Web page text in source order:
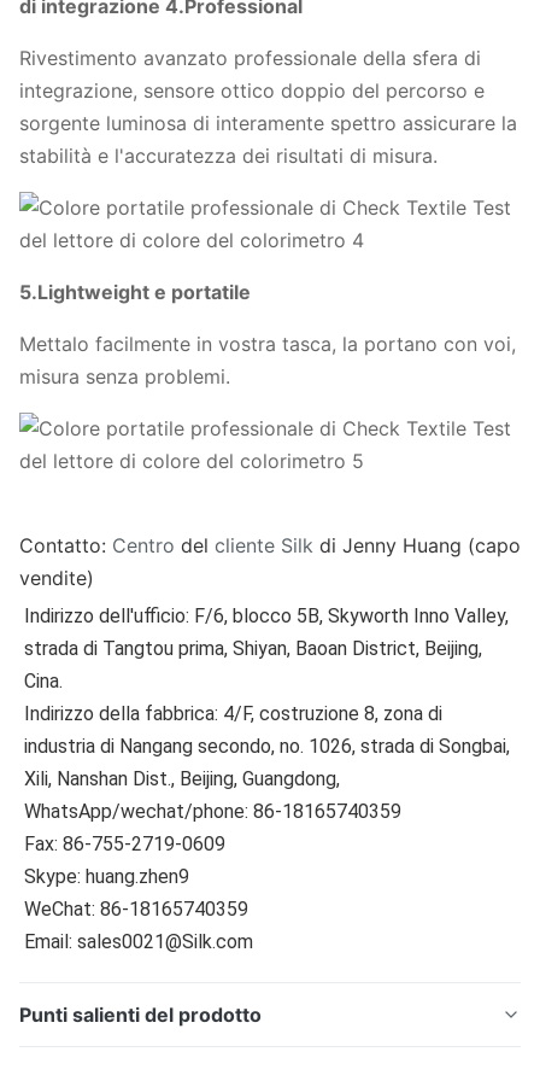
di integrazione 4.Professional
Rivestimento avanzato professionale della sfera di
integrazione, sensore ottico doppio del percorso e
sorgente luminosa di interamente spettro assicurare la
stabilità e l'accuratezza dei risultati di misura.
5.Lightweight e portatile
Mettalo facilmente in vostra tasca, la portano con voi,
misura senza problemi.
Contatto: Centro del cliente Silk di Jenny Huang (capo
vendite)
Indirizzo dell'ufficio: F/6, blocco 5B, Skyworth Inno Valley,
strada di Tangtou prima, Shiyan, Baoan District, Beijing,
Cina.
Indirizzo della fabbrica: 4/F, costruzione 8, zona di
industria di Nangang secondo, no. 1026, strada di Songbai,
Xili, Nanshan Dist., Beijing, Guangdong,
WhatsApp/wechat/phone: 86-18165740359
Fax: 86-755-2719-0609
Skype: huang.zhen9
WeChat: 86-18165740359
Email: sales0021@Silk.com
Punti salienti del prodotto